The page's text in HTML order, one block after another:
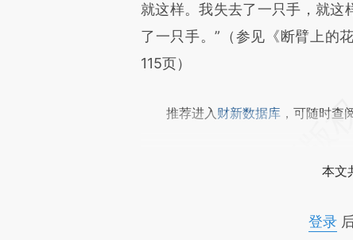
就这样。我失去了一只手，就这
了一只手。”（参见《断臂上的
115页）
推荐进入 财新数据库 ，可随时查
本文
登录